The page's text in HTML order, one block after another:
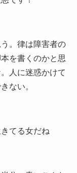
。律は障害者の
を書くのかと思
人に迷惑かけて
ない。
てる女だね